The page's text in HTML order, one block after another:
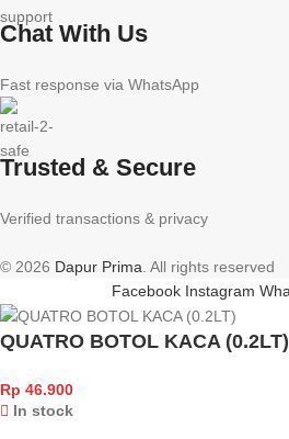
Chat With Us
Fast response via WhatsApp
Trusted & Secure
Verified transactions & privacy
© 2026 Dapur Prima . All rights reserved
Facebook Instagram
QUATRO BOTOL KACA (0.2LT)
Rp 46.900
In stock